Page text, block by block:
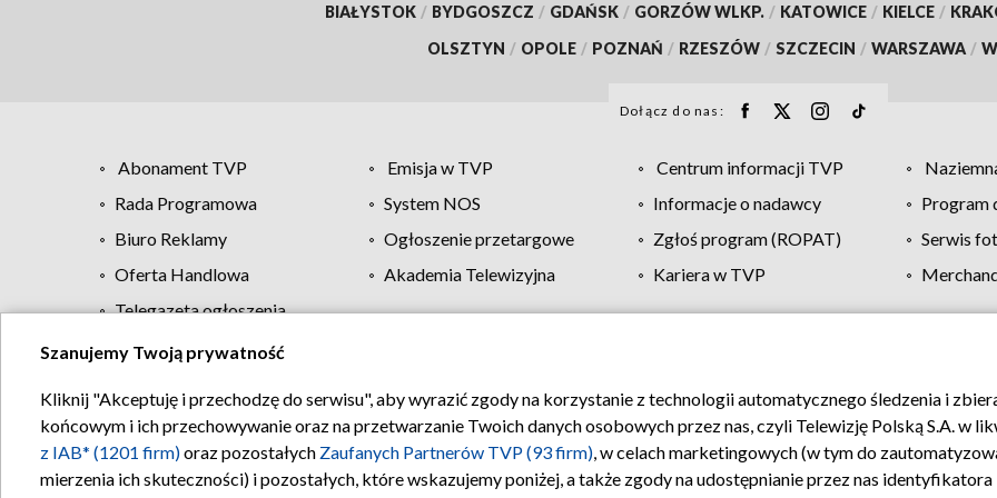
BIAŁYSTOK / BYDGOSZCZ / GDAŃSK / GORZÓW WLKP. / KATOWICE / KIELCE /
OLSZTYN / OPOLE / POZNAŃ / RZESZÓW / SZCZECIN / WARSZAWA /
Dołącz do nas:
Abonament TVP Emisja w TVP Centrum informacji TVP
Rada Programowa
System NOS Informacje o nadawcy
Program
Biuro Reklamy
Ogłoszenie przetargowe Zgłoś program (ROPAT)
Serwis
Oferta Handlowa
Akademia Telewizyjna Kariera w TVP
Telegazeta ogłoszenia
Regulamin TVP Polityka prywatności Moje zgody Pomoc Biuro
Szanujemy Twoją prywatność
Kliknij "Akceptuję i przechodzę do serwisu", aby wyrazić zgody na korzystanie z technologii automatycznego śledzenia i
końcowym i ich przechowywanie oraz na przetwarzanie Twoich danych osobowych przez nas, czyli Telewizję Polską S.A. w
z IAB* (1201 firm)oraz pozostałych Zaufanych Partnerów TVP (93 firm), w celach marketingowych (w tym do
mierzenia ich skuteczności) i pozostałych, które wskazujemy poniżej, a także zgody na udostępnianie przez nas